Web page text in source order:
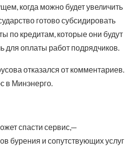
когда можно будет увеличить
готово субсидировать
по кредитам, которые они будут
для оплаты работ подрядчиков.
отказался от комментариев.
в Минэнерго.
спасти сервис,—
бурения и сопутствующих услуг